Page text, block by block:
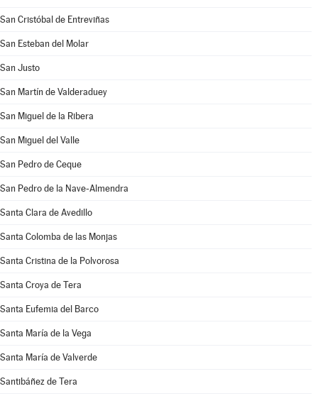
San Cristóbal de Entreviñas
San Esteban del Molar
San Justo
San Martín de Valderaduey
San Miguel de la Ribera
San Miguel del Valle
San Pedro de Ceque
San Pedro de la Nave-Almendra
Santa Clara de Avedillo
Santa Colomba de las Monjas
Santa Cristina de la Polvorosa
Santa Croya de Tera
Santa Eufemia del Barco
Santa María de la Vega
Santa María de Valverde
Santibáñez de Tera